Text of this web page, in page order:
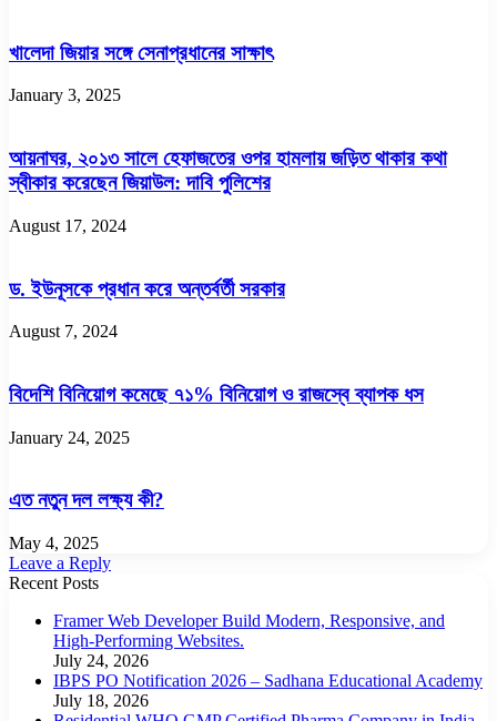
খালেদা জিয়ার সঙ্গে সেনাপ্রধানের সাক্ষাৎ
January 3, 2025
আয়নাঘর, ২০১৩ সালে হেফাজতের ওপর হামলায় জড়িত থাকার কথা
স্বীকার করেছেন জিয়াউল: দাবি পুলিশের
August 17, 2024
ড. ইউনূসকে প্রধান করে অন্তর্বর্তী সরকার
August 7, 2024
বিদেশি বিনিয়োগ কমেছে ৭১% বিনিয়োগ ও রাজস্বে ব্যাপক ধস
January 24, 2025
এত নতুন দল লক্ষ্য কী?
May 4, 2025
Leave a Reply
Recent Posts
Framer Web Developer Build Modern, Responsive, and
High-Performing Websites.
July 24, 2026
IBPS PO Notification 2026 – Sadhana Educational Academy
July 18, 2026